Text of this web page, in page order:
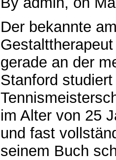
Der bekannte
gerade an der
Stanford
im Alter von 25
und fast
seinem Buch